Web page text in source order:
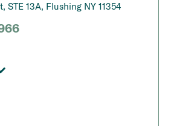
STE 13A, Flushing NY 11354